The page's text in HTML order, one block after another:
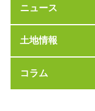
ニュース
土地情報
コラム